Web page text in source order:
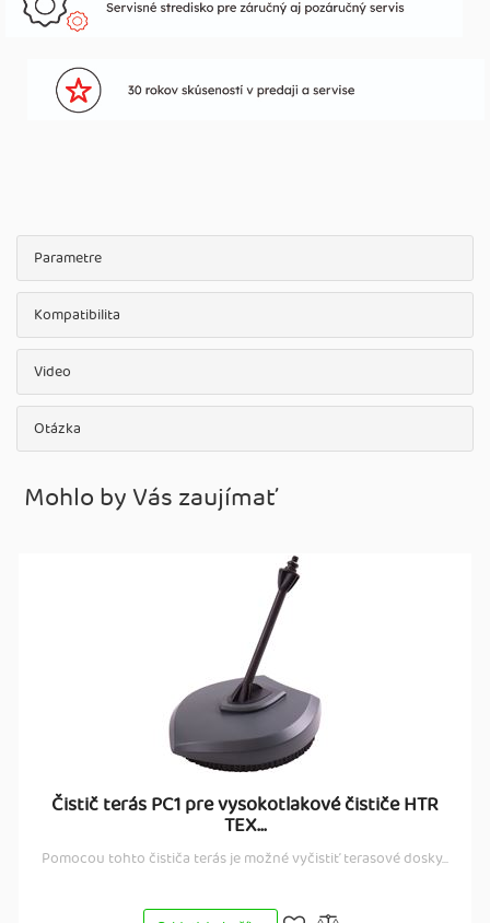
Parametre
Kompatibilita
Video
Otázka
Mohlo by Vás zaujímať
Čistič terás PC1 pre vysokotlakové čističe HTR
TEX...
Pomocou tohto čističa terás je možné vyčistiť terasové dosky...